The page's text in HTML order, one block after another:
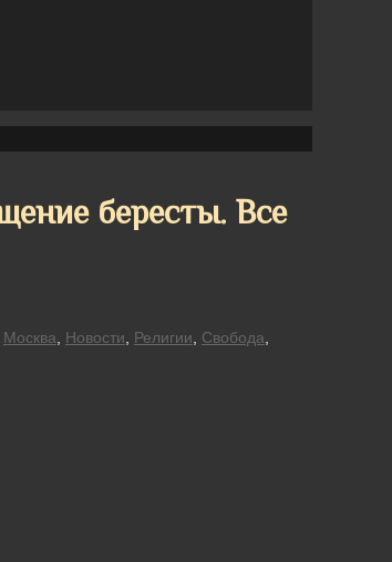
бересты. Все
Москва Новости Религии Свобода